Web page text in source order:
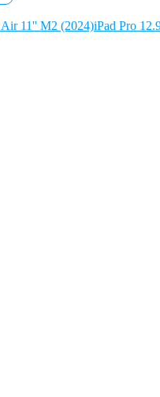
Air 11'' M2 (2024)iPad Pro